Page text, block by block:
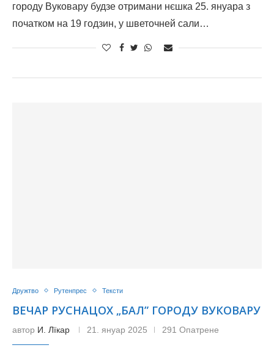
городу Вуковару будзе отримани нєшка 25. януара з
початком на 19 годзин, у шветочней сали…
Дружтво Рутенпрес Тексти
ВЕЧАР РУСНАЦОХ „БАЛ” ГОРОДУ ВУКОВАРУ
автор И. Лїкар 21. януар 2025 291 Опатрене